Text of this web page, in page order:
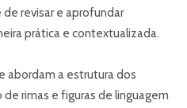
revisar e aprofundar
prática e contextualizada.
abordam a estrutura dos
rimas e figuras de linguagem